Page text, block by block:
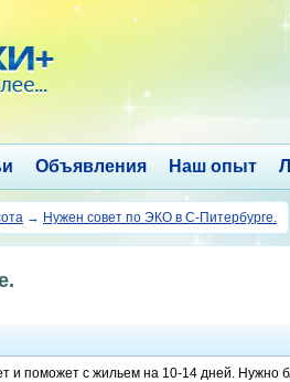
Объявления Наш опыт
→ Нужен совет по ЭКО в С-Питербурге.
и поможет с жильем на 10-14 дней. Нужно